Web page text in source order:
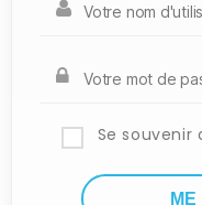
Se souvenir